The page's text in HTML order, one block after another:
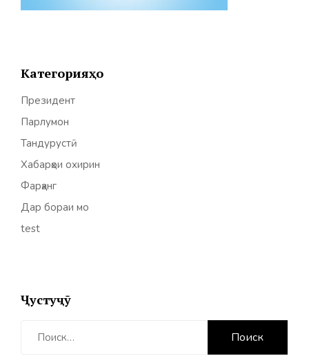
Категорияҳо
Президент
Парлумон
Тандурустӣ
Хабарҳои охирин
Фарҳанг
Дар бораи мо
test
Ҷустуҷӯ